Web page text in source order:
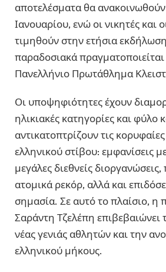
αποτελέσματα θα ανακοινωθούν
Ιανουαρίου, ενώ οι νικητές και
τιμηθούν στην ετήσια
παραδοσιακά
Πανελλήνιο Πρωτάθλημα
Οι υποψηφιότητες έχουν
ηλικιακές κατηγορίες και φύλο
αντικατοπτρίζουν τις
ελληνικού στίβου: εμφανίσεις
μεγάλες διεθνείς
ατομικά ρεκόρ, αλλά και
σημασία. Σε αυτό το πλαίσιο, η
Σαράντη Τζελέπη επιβεβαιώνει
νέας γενιάς αθλητών και την
ελληνικού μήκους.